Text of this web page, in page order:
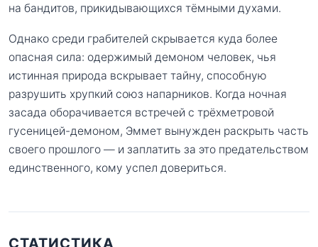
на бандитов, прикидывающихся тёмными духами.
Однако среди грабителей скрывается куда более
опасная сила: одержимый демоном человек, чья
истинная природа вскрывает тайну, способную
разрушить хрупкий союз напарников. Когда ночная
засада оборачивается встречей с трёхметровой
гусеницей-демоном, Эммет вынужден раскрыть часть
своего прошлого — и заплатить за это предательством
единственного, кому успел довериться.
СТАТИСТИКА